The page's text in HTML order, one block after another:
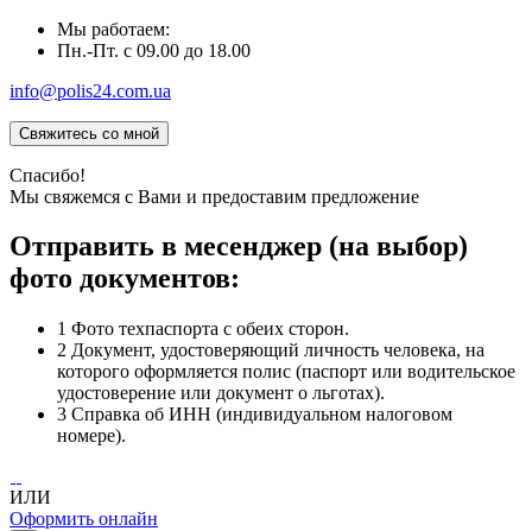
Мы работаем:
Пн.-Пт. с 09.00 до 18.00
info@polis24.com.ua
Спасибо!
Мы свяжемся с Вами и предоставим предложение
Отправить в месенджер (на выбор)
фото документов:
1 Фото техпаспорта с обеих сторон.
2 Документ, удостоверяющий личность человека, на
которого оформляется полис (паспорт или водительское
удостоверение или документ о льготах).
3 Справка об ИНН (индивидуальном налоговом
номере).
ИЛИ
Оформить онлайн